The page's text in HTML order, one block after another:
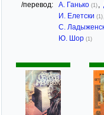
/перевод: А. Ганько (1) ,
И. Елетски (1)
С.
Ю. Шор (1)